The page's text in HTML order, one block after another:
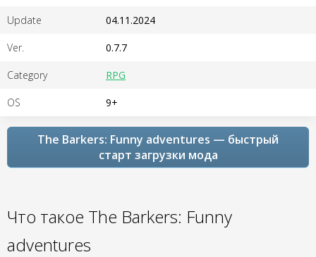
Update 04.11.2024
Ver. 0.7.7
Category RPG
OS 9+
The Barkers: Funny adventures — быстрый
старт загрузки мода
Что такое The Barkers: Funny
adventures